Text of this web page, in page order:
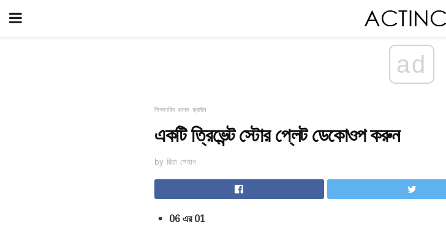
ad
শিক্ষানবিস কাগজ ক্রাফ্টস
একটি ত্রিভেন্ট স্টোর প্লেট ডেকোওপ করুন
by রিতা শেহান
06 এর 01